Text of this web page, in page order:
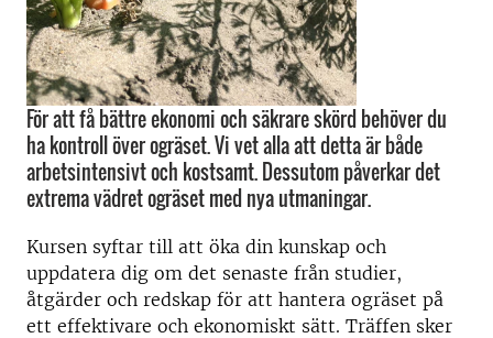
För att få bättre ekonomi och säkrare skörd behöver du
ha kontroll över ogräset. Vi vet alla att detta är både
arbetsintensivt och kostsamt. Dessutom påverkar det
extrema vädret ogräset med nya utmaningar.
Kursen syftar till att öka din kunskap och
uppdatera dig om det senaste från studier,
åtgärder och redskap för att hantera ogräset på
ett effektivare och ekonomiskt sätt. Träffen sker